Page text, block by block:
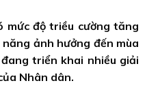
mức độ triều cường tăng
ảnh hưởng đến mùa
triển khai nhiều giải
Nhân dân.